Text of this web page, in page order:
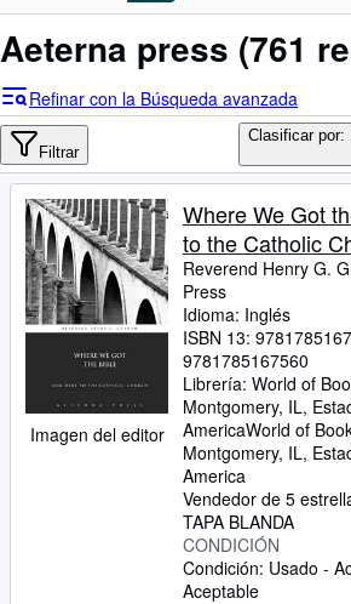
Mi cuenta
Consultar mis pedidos
Cerrar sesión
Búsqueda avanzada
Colecciones
Libros antiguos
Arte y coleccionismo
Vendedores
Comenzar a vender
Ayuda
CERRAR
Aeterna press (761
Refinar con la Búsqueda avanzada
Filtrar
Clasificar por:
Imagen del editor
Where We Got
to the Catholic
Reverend Henry G.
Press
Idioma: Inglés
ISBN 13:
9781785167560
Librería: World of
Montgomery, IL,
AmericaWorld of
Montgomery, IL,
America
Vendedor de 5
TAPA BLANDA
CONDICIÓN
Condición: Usado -
Aceptable